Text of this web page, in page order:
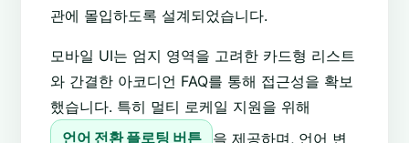
관에 몰입하도록 설계되었습니다.
모바일 UI는 엄지 영역을 고려한 카드형 리스트
와 간결한 아코디언 FAQ를 통해 접근성을 확보
했습니다. 특히 멀티 로케일 지원을 위해
언어 전환 플로팅 버튼
을 제공하며, 언어 변